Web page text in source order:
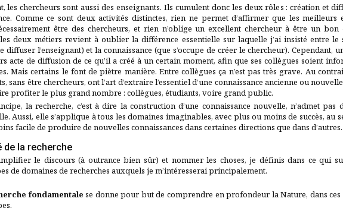
les chercheurs sont aussi des enseignants. Ils cumulent donc les deux rôles : création et
Comme ce sont deux activités distinctes, rien ne permet d’affirmer que les meilleurs
être des chercheurs, et rien n’oblige un excellent chercheur à être un bon
deux métiers revient à oublier la différence essentielle sur laquelle j’ai insisté entre le
diffuser l’enseignant) et la connaissance (que s’occupe de créer le chercheur). Cependant,
acte de diffusion de ce qu’il a créé à un certain moment, afin que ses collègues soient
Mais certains le font de piètre manière. Entre collègues ça n’est pas très grave. Au
sans être chercheurs, ont l’art d’extraire l’essentiel d’une connaissance ancienne ou
profiter le plus grand nombre : collègues, étudiants, voire grand public.
la recherche, c’est à dire la construction d’une connaissance nouvelle, n’admet pas
Aussi, elle s’applique à tous les domaines imaginables, avec plus ou moins de succès, au
facile de produire de nouvelles connaissances dans certaines directions que dans d’autres.
de la recherche
le discours (à outrance bien sûr) et nommer les choses, je définis dans ce qui
de domaines de recherches auxquels je m’intéresserai principalement.
fondamentale se donne pour but de comprendre en profondeur la Nature, dans ces